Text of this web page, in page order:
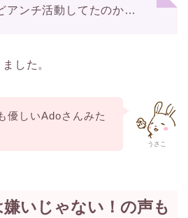
アンチ活動してたのか…
した。
うさこ
優しいAdoさんみた
いじゃない！の声も